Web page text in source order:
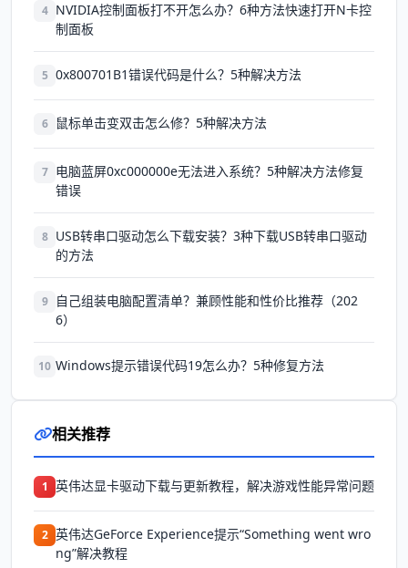
4 NVIDIA控制面板打不开怎么办？6种方法快速打开N卡控
制面板
5 0x800701B1错误代码是什么？5种解决方法
6 鼠标单击变双击怎么修？5种解决方法
7 电脑蓝屏0xc000000e无法进入系统？5种解决方法修复
错误
8 USB转串口驱动怎么下载安装？3种下载USB转串口驱动
的方法
9
自己组装电脑配置清单？兼顾性能和性价比推荐（202
6）
10 Windows提示错误代码19怎么办？5种修复方法
相关推荐
1 英伟达显卡驱动下载与更新教程，解决游戏性能异常问题
2 英伟达GeForce Experience提示“Something went wro
ng”解决教程